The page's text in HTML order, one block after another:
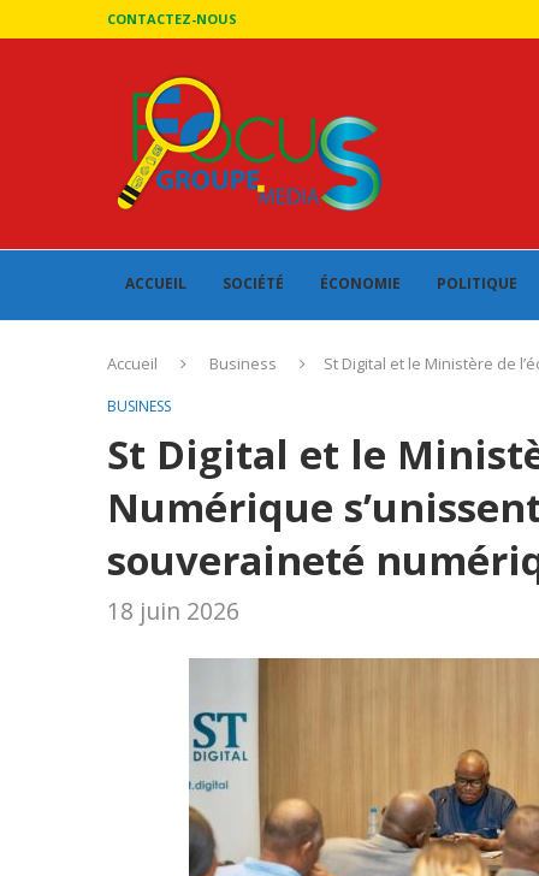
CONTACTEZ-NOUS
ACCUEIL SOCIÉTÉ ÉCONOMIE POLITIQUE
Accueil Business St Digital et le Ministère de
BUSINESS
St Digital et le
Numérique
souveraineté
18 juin 2026